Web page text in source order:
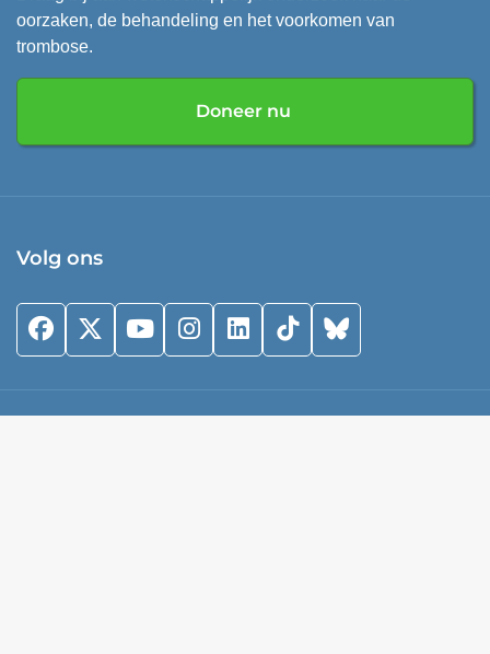
oorzaken, de behandeling en het voorkomen van
trombose.
Doneer nu
Volg ons